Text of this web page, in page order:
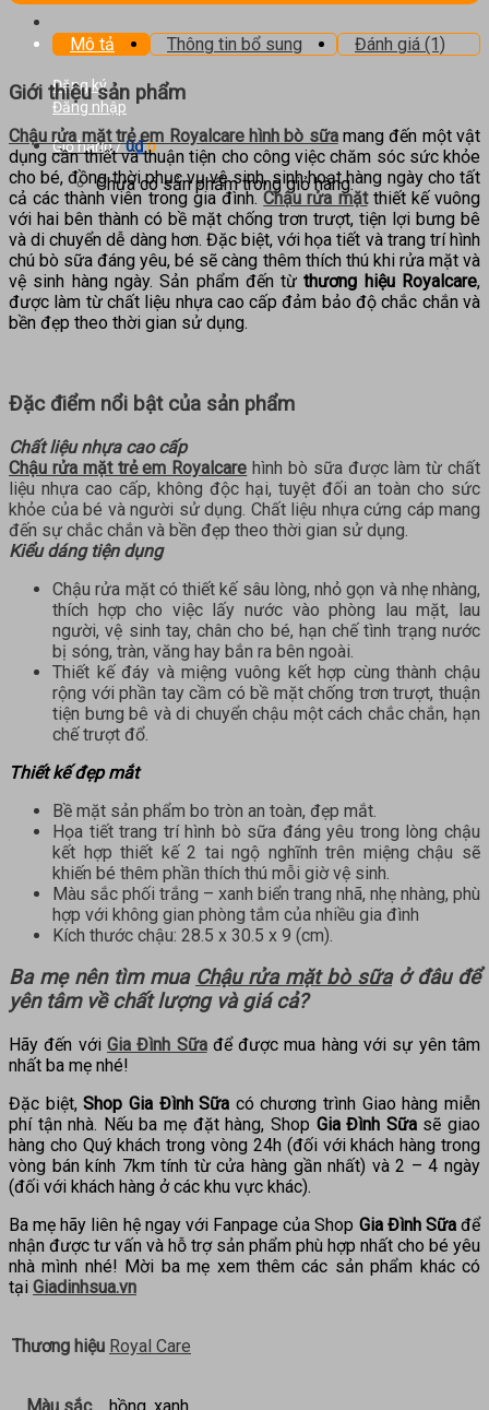
Đăng ký
Đăng nhập
Giỏ hàng /0₫ 0
Chưa có sản phẩm trong giỏ hàng.
Mô tả Thông tin bổ sung Đánh giá (1)
Giới thiệu sản phẩm
Chậu rửa mặt trẻ em Royalcare hình bò sữamang đến một vật
dụng cần thiết và thuận tiện cho công việc chăm sóc sức khỏe
cho bé, đồng thời phục vụ vệ sinh, sinh hoạt hàng ngày cho tất
cả các thành viên trong gia đình.Chậu rửa mặtthiết kế vuông
với hai bên thành có bề mặt chống trơn trượt, tiện lợi bưng bê
và di chuyển dễ dàng hơn. Đặc biệt, với họa tiết và trang trí hình
chú bò sữa đáng yêu, bé sẽ càng thêm thích thú khi rửa mặt và
vệ sinh hàng ngày. Sản phẩm đến từthương hiệu Royalcare,
được làm từ chất liệu nhựa cao cấp đảm bảo độ chắc chắn và
bền đẹp theo thời gian sử dụng.
Đặc điểm nổi bật của sản phẩm
Chất liệu nhựa cao cấp
Chậu rửa mặt trẻ em Royalcare hình bò sữa được làm từ chất
liệu nhựa cao cấp, không độc hại, tuyệt đối an toàn cho sức
khỏe của bé và người sử dụng. Chất liệu nhựa cứng cáp mang
đến sự chắc chắn và bền đẹp theo thời gian sử dụng.
Kiểu dáng tiện dụng
Chậu rửa mặt có thiết kế sâu lòng, nhỏ gọn và nhẹ nhàng,
thích hợp cho việc lấy nước vào phòng lau mặt, lau
người, vệ sinh tay, chân cho bé, hạn chế tình trạng nước
bị sóng, tràn, văng hay bắn ra bên ngoài.
Thiết kế đáy và miệng vuông kết hợp cùng thành chậu
rộng với phần tay cầm có bề mặt chống trơn trượt, thuận
tiện bưng bê và di chuyển chậu một cách chắc chắn, hạn
chế trượt đổ.
Thiết kế đẹp mắt
Bề mặt sản phẩm bo tròn an toàn, đẹp mắt.
Họa tiết trang trí hình bò sữa đáng yêu trong lòng chậu
kết hợp thiết kế 2 tai ngộ nghĩnh trên miệng chậu sẽ
khiến bé thêm phần thích thú mỗi giờ vệ sinh.
Màu sắc phối trắng – xanh biển trang nhã, nhẹ nhàng, phù
hợp với không gian phòng tắm của nhiều gia đình
Kích thước chậu: 28.5 x 30.5 x 9 (cm).
Ba mẹ nên tìm mua Chậu rửa mặt bò sữaở đâu để
yên tâm về chất lượng và giá cả?
Hãy đến với Gia Đình Sữađể được mua hàng với sự yên tâm
nhất ba mẹ nhé!
Đặc biệt,Shop Gia Đình Sữa có chương trình Giao hàng miễn
phí tận nhà. Nếu ba mẹ đặt hàng, Shop Gia Đình Sữasẽ giao
hàng cho Quý khách trong vòng 24h (đối với khách hàng trong
vòng bán kính 7km tính từ cửa hàng gần nhất) và 2 – 4 ngày
(đối với khách hàng ở các khu vực khác).
Ba mẹ hãy liên hệ ngay với Fanpage của Shop Gia Đình Sữađể
nhận được tư vấn và hỗ trợ sản phẩm phù hợp nhất cho bé yêu
nhà mình nhé! Mời ba mẹ xem thêm các sản phẩm khác có
tại Giadinhsua.vn
Thương hiệu Royal Care